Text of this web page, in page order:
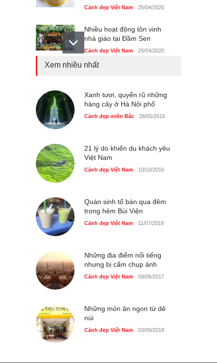
Cảnh đẹp Việt Nam 25/04/2020
Nhiều hoạt động tôn vinh
nhà giáo tại Đầm Sen
Cảnh đẹp Việt Nam 25/04/2020
thực Italy
Cảnh đẹp Việt Nam 25/04/2020
Cảnh đẹp Việt Nam 25/04/2020
Xem nhiều nhất
Xanh tươi, quyến rũ những
hàng cây ở Hà Nội phố
Cảnh đẹp miền Bắc 28/05/2016
21 lý do khiến du khách yêu
Việt Nam
Cảnh đẹp Việt Nam 10/10/2016
Quán sinh tố bán qua đêm
trong hẻm Bùi Viện
Cảnh đẹp Việt Nam 11/07/2018
Những địa điểm nổi tiếng
nhưng bị cấm chụp ảnh
Cảnh đẹp Việt Nam 09/06/2017
Những món ăn ngon từ dê
núi
Cảnh đẹp Việt Nam 03/09/2018